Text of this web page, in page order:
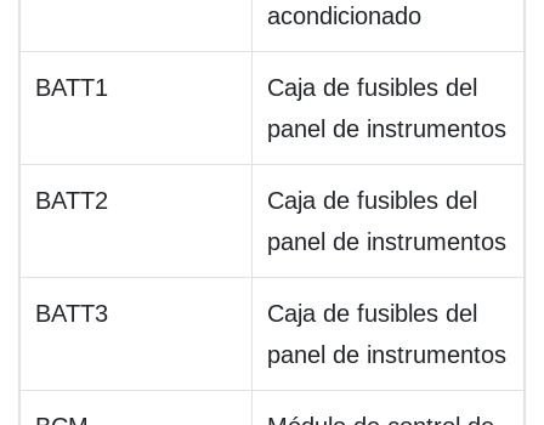
acondicionado
BATT1
Caja de fusibles del
panel de instrumentos
BATT2
Caja de fusibles del
panel de instrumentos
BATT3
Caja de fusibles del
panel de instrumentos